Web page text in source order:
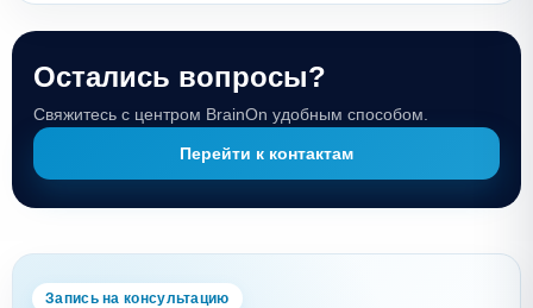
Остались вопросы?
Свяжитесь с центром BrainOn удобным способом.
Перейти к контактам
Запись на консультацию